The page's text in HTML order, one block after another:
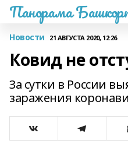
Панорама
Новости 21 АВГУСТА 2020, 12:26
Ковид не
За сутки в России
заражения